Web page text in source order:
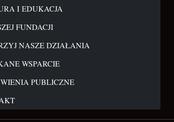
I EDUKACJA
FUNDACJI
NASZE DZIAŁANIA
WSPARCIE
PUBLICZNE